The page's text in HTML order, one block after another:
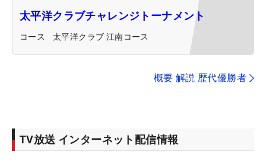
太平洋クラブチャレンジトーナメント
コース 太平洋クラブ 江南コース
概要 解説 歴代優勝者
TV放送 インターネット配信情報